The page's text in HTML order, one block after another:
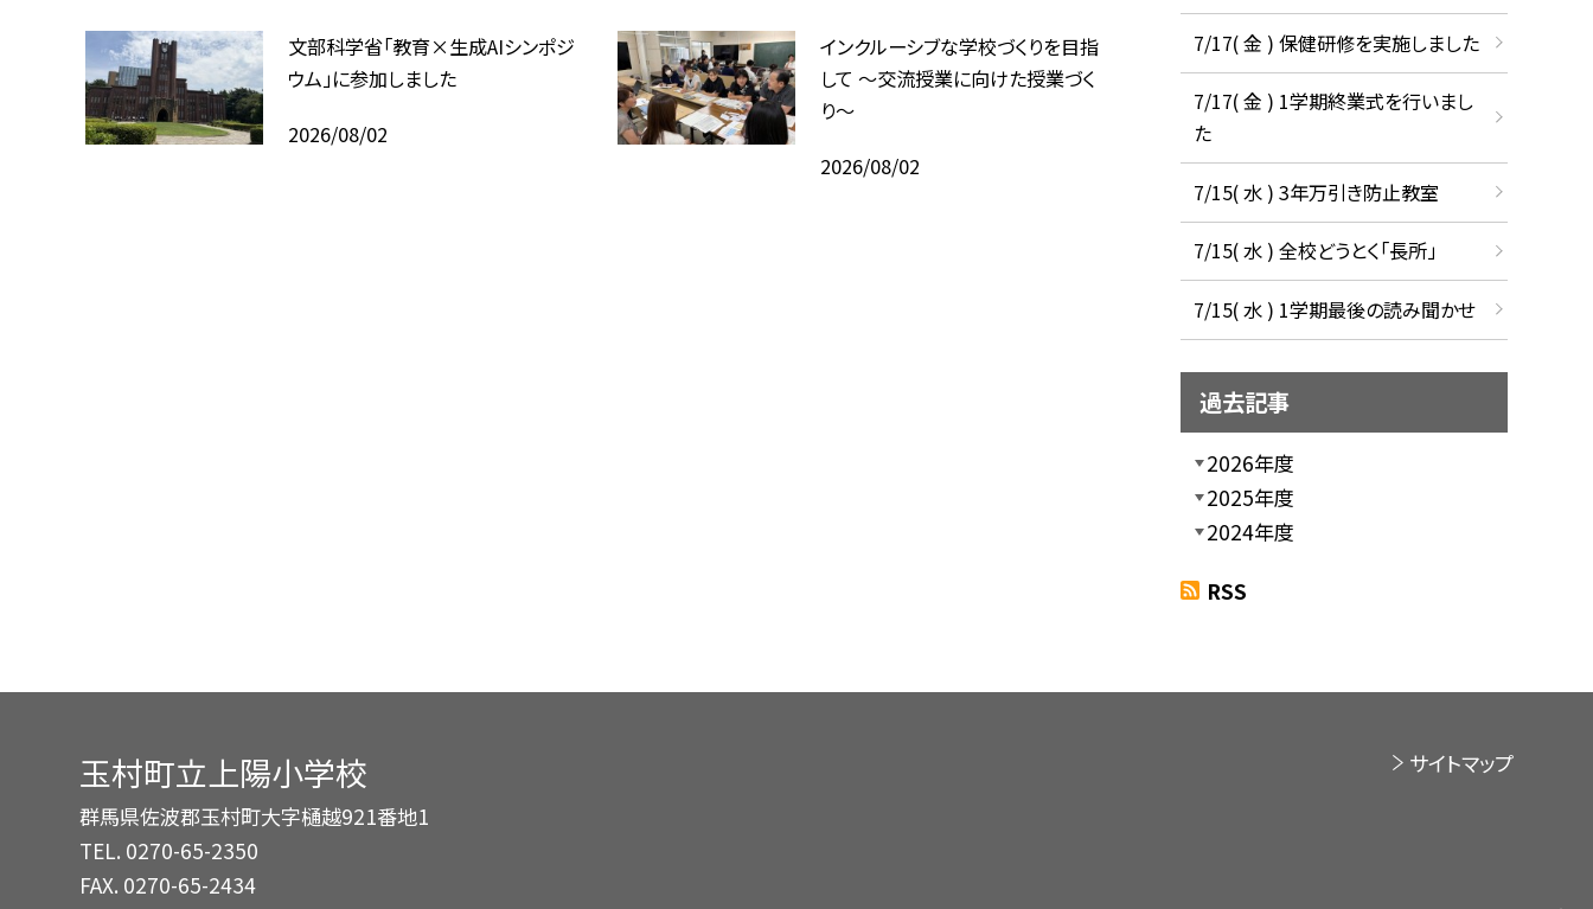
文部科学省「教育×生成AIシンポジ
ウム」に参加しました
2026/08/02
インクルーシブな学校づくりを目指
して ～交流授業に向けた授業づく
り～
2026/08/02
7/17( 金 ) 保健研修を実施しました
7/17( 金 ) 1学期終業式を行いまし
た
7/15( 水 ) 3年万引き防止教室
7/15( 水 ) 全校どうとく「長所」
7/15( 水 ) 1学期最後の読み聞かせ
過去記事
2026年度
2025年度
2024年度
RSS
玉村町立上陽小学校
群馬県佐波郡玉村町大字樋越921番地1
TEL. 0270-65-2350
FAX. 0270-65-2434
サイトマップ